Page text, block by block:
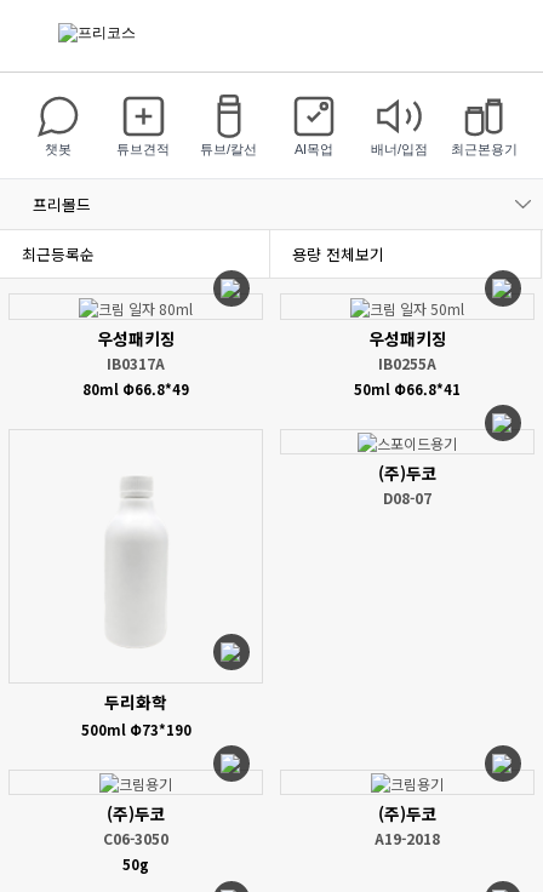
챗봇 튜브견적 튜브/칼선 AI목업 배너/입점 최근본용기
프리몰드
최근등록순 용량 전체보기
우성패키징
IB0317A
80ml Φ66.8*49
우성패키징
IB0255A
50ml Φ66.8*41
두리화학
500ml Φ73*190
(주)두코
D08-07
(주)두코
C06-3050
50g
(주)두코
A19-2018